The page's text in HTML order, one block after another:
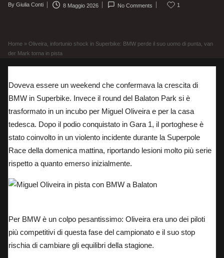
Posted
By Giulia Conti 8 Maggio 2026 No Comments 1
Home » Oliveira, infortunio shock in Superbike: BMW perde il suo uomo di punta, van
der Mark torna in pista
Doveva essere un weekend che confermava la crescita di
BMW in Superbike. Invece il round del Balaton Park si è
trasformato in un incubo per Miguel Oliveira e per la casa
tedesca. Dopo il podio conquistato in Gara 1, il portoghese è
stato coinvolto in un violento incidente durante la Superpole
Race della domenica mattina, riportando lesioni molto più serie
rispetto a quanto emerso inizialmente.
Per BMW è un colpo pesantissimo: Oliveira era uno dei piloti
più competitivi di questa fase del campionato e il suo stop
rischia di cambiare gli equilibri della stagione.